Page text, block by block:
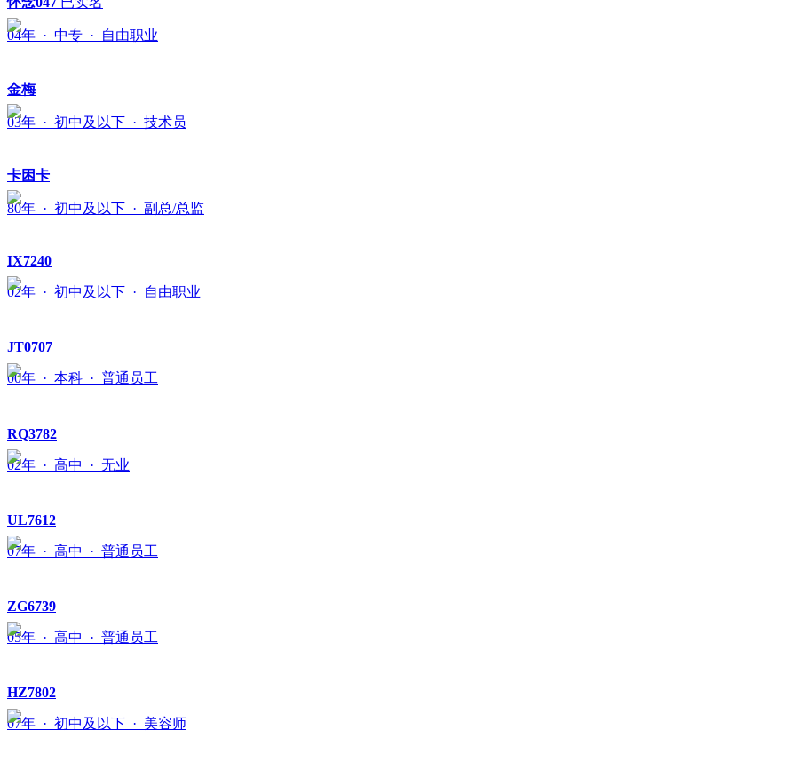
04年 · 中专 · 自由职业
金梅
03年 · 初中及以下 · 技术员
卡困卡
80年 · 初中及以下 · 副总/总监
IX7240
02年 · 初中及以下 · 自由职业
JT0707
00年 · 本科 · 普通员工
RQ3782
02年 · 高中 · 无业
UL7612
07年 · 高中 · 普通员工
ZG6739
05年 · 高中 · 普通员工
HZ7802
07年 · 初中及以下 · 美容师